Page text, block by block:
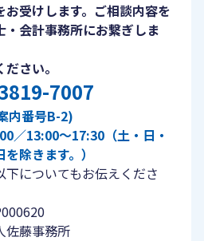
受けします。ご相談内容を
会計事務所にお繋ぎしま
さい。
7007
内番号B-2)
／13:00〜17:30（土・日・
除きます。）
についてもお伝えくださ
佐藤事務所